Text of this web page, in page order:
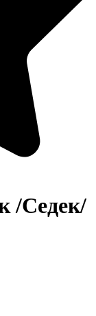
/Седек/